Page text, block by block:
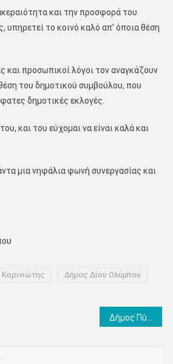
και την προσφορά του.
υπηρετεί το κοινό καλό απ’ όποια θέση
και προσωπικοί λόγοι τον αναγκάζουν
του δημοτικού συμβούλου, που
δημοτικές εκλογές.
και του εύχομαι να είναι καλά και
μια νηφάλια φωνή συνεργασίας και
Δήμος Δίου Ολύμπου
Δήμος Πύδνας – Κολινδρού: Νέος αντιδήμαρχος ο Αστέριος Τελίδης μετά την παραίτηση του Γιώργου Ιωαννίδη – Η απόφαση και τα καθήκοντα